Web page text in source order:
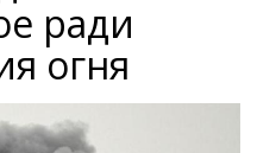
ради
огня